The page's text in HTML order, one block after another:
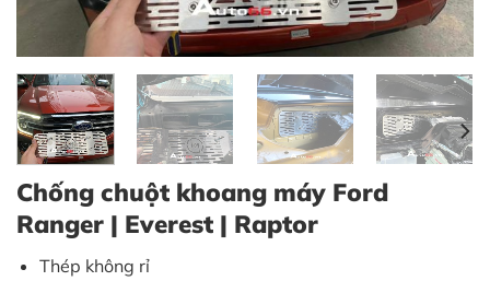
Chống chuột khoang máy Ford
Ranger | Everest | Raptor
Thép không rỉ